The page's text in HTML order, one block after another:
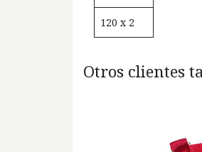
120 x 2
Otros clientes